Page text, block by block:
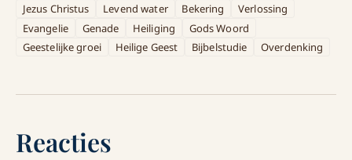
Jezus Christus
Levend water Bekering
Verlossing
Evangelie
Genade Heiliging
Gods Woord
Geestelijke groei
Heilige Geest Bijbelstudie Overdenking
Reacties